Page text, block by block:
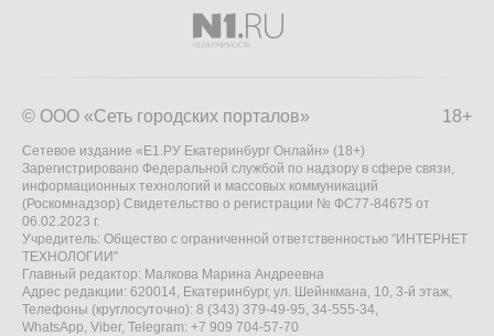
18+
© ООО «Сеть городских порталов»
Сетевое издание «Е1.РУ Екатеринбург Онлайн» (18+)
Зарегистрировано Федеральной службой по надзору в сфере связи,
информационных технологий и массовых коммуникаций
(Роскомнадзор) Свидетельство о регистрации № ФС77-84675 от
06.02.2023 г.
Учредитель: Общество с ограниченной ответственностью "ИНТЕРНЕТ
ТЕХНОЛОГИИ"
Главный редактор: Малкова Марина Андреевна
Адрес редакции: 620014, Екатеринбург, ул. Шейнкмана, 10, 3-й этаж,
Телефоны (круглосуточно): 8 (343) 379-49-95, 34-555-34,
WhatsApp, Viber, Telegram: +7 909 704-57-70